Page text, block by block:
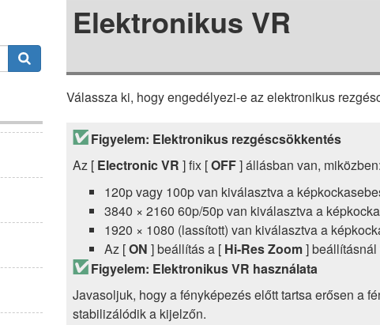
Elektronikus VR
Válassza ki, hogy engedélyezi-e az elektronikus
Figyelem: Elektronikus rezgéscsökkentés
Az [ Electronic VR ] fix [OFF] állásban van, miközben:
120p vagy 100p van kiválasztva a
3840 × 2160 60p/50p van kiválasztva a
1920 × 1080 (lassított) van kiválasztva a
Az [ON ] beállítás a [ Hi-Res Zoom]
Figyelem: Elektronikus VR használata
Javasoljuk, hogy a fényképezés előtt tartsa erősen a
stabilizálódik a kijelzőn.